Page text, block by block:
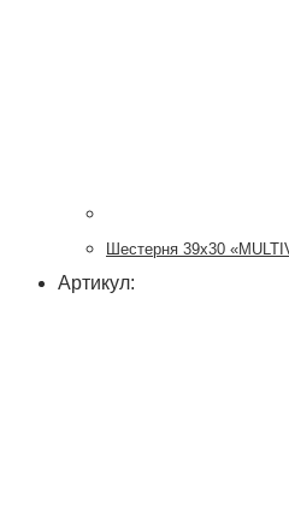
Шестерня 39х30
Артикул: